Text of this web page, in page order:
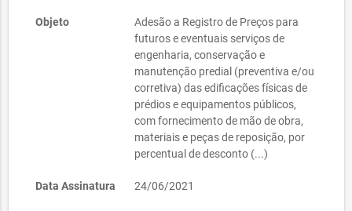
Objeto
Adesão a Registro de Preços para
futuros e eventuais serviços de
engenharia, conservação e
manutenção predial (preventiva e/ou
corretiva) das edificações físicas de
prédios e equipamentos públicos,
com fornecimento de mão de obra,
materiais e peças de reposição, por
percentual de desconto (...)
Data Assinatura 24/06/2021